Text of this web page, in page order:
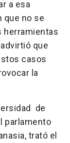
a esa
que no se
herramientas
que
casos
la
de
parlamento
trató el